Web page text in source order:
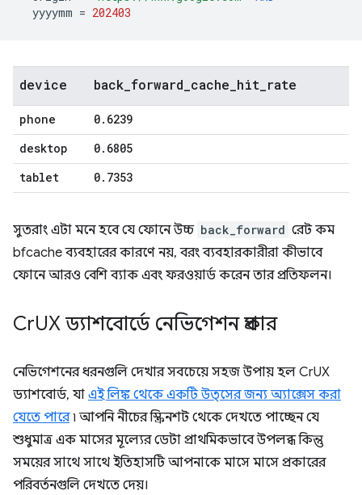
yyyymm = 202403
device back forward cache hit rate
phone 0. 6239
desktop
0. 6805
tablet
0. 7353
সুতরাং এটা মনে হবে যে ফোনে উচ্চ back_forward রেট কম
bfcache ব্যবহারের কারণে নয়, বরং ব্যবহারকারীরা কীভাবে
ফোনে আরও বেশি ব্যাক এবং ফরওয়ার্ড করেন তার প্রতিফলন।
CrUX ড্যাশবোর্ডে নেভিগেশন প্রকার
নেভিগেশনের ধরনগুলি দেখার সবচেয়ে সহজ উপায় হল CrUX
ড্যাশবোর্ড, যা এই লিঙ্ক থেকে একটি উত্সের জন্য অ্যাক্সেস করা
যেতে পারে৷ আপনি নীচের স্ক্রিনশট থেকে দেখতে পাচ্ছেন যে
শুধুমাত্র এক মাসের মূল্যের ডেটা প্রাথমিকভাবে উপলব্ধ কিন্তু
সময়ের সাথে সাথে ইতিহাসটি আপনাকে মাসে মাসে প্রকারের
পরিবর্তনগুলি দেখতে দেয়।